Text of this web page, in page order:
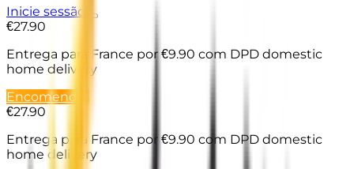
Inicie sessão
€27.90
Entrega para France por €9.90 com DPD domestic
home delivery
Encomendar
€27.90
Entrega para France por €9.90 com DPD domestic
home delivery